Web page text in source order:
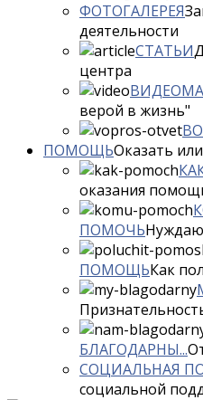
ФОТОГАЛЕРЕЯ
деятельности
СТАТЬИ
центра
верой в жизнь"
ПОМОЩЬОказать
оказания
ПОМОЧЬ
ПОМОЩЬКак
БЛАГОДАРНЫ...
СОЦИАЛЬНАЯ
социальной